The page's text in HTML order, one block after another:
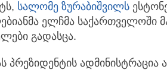
სალომე ზურაბიშვილს
ელჩმა საქართველოში
გადასცა.
პრეზიდენტის ადმინისტრაცია